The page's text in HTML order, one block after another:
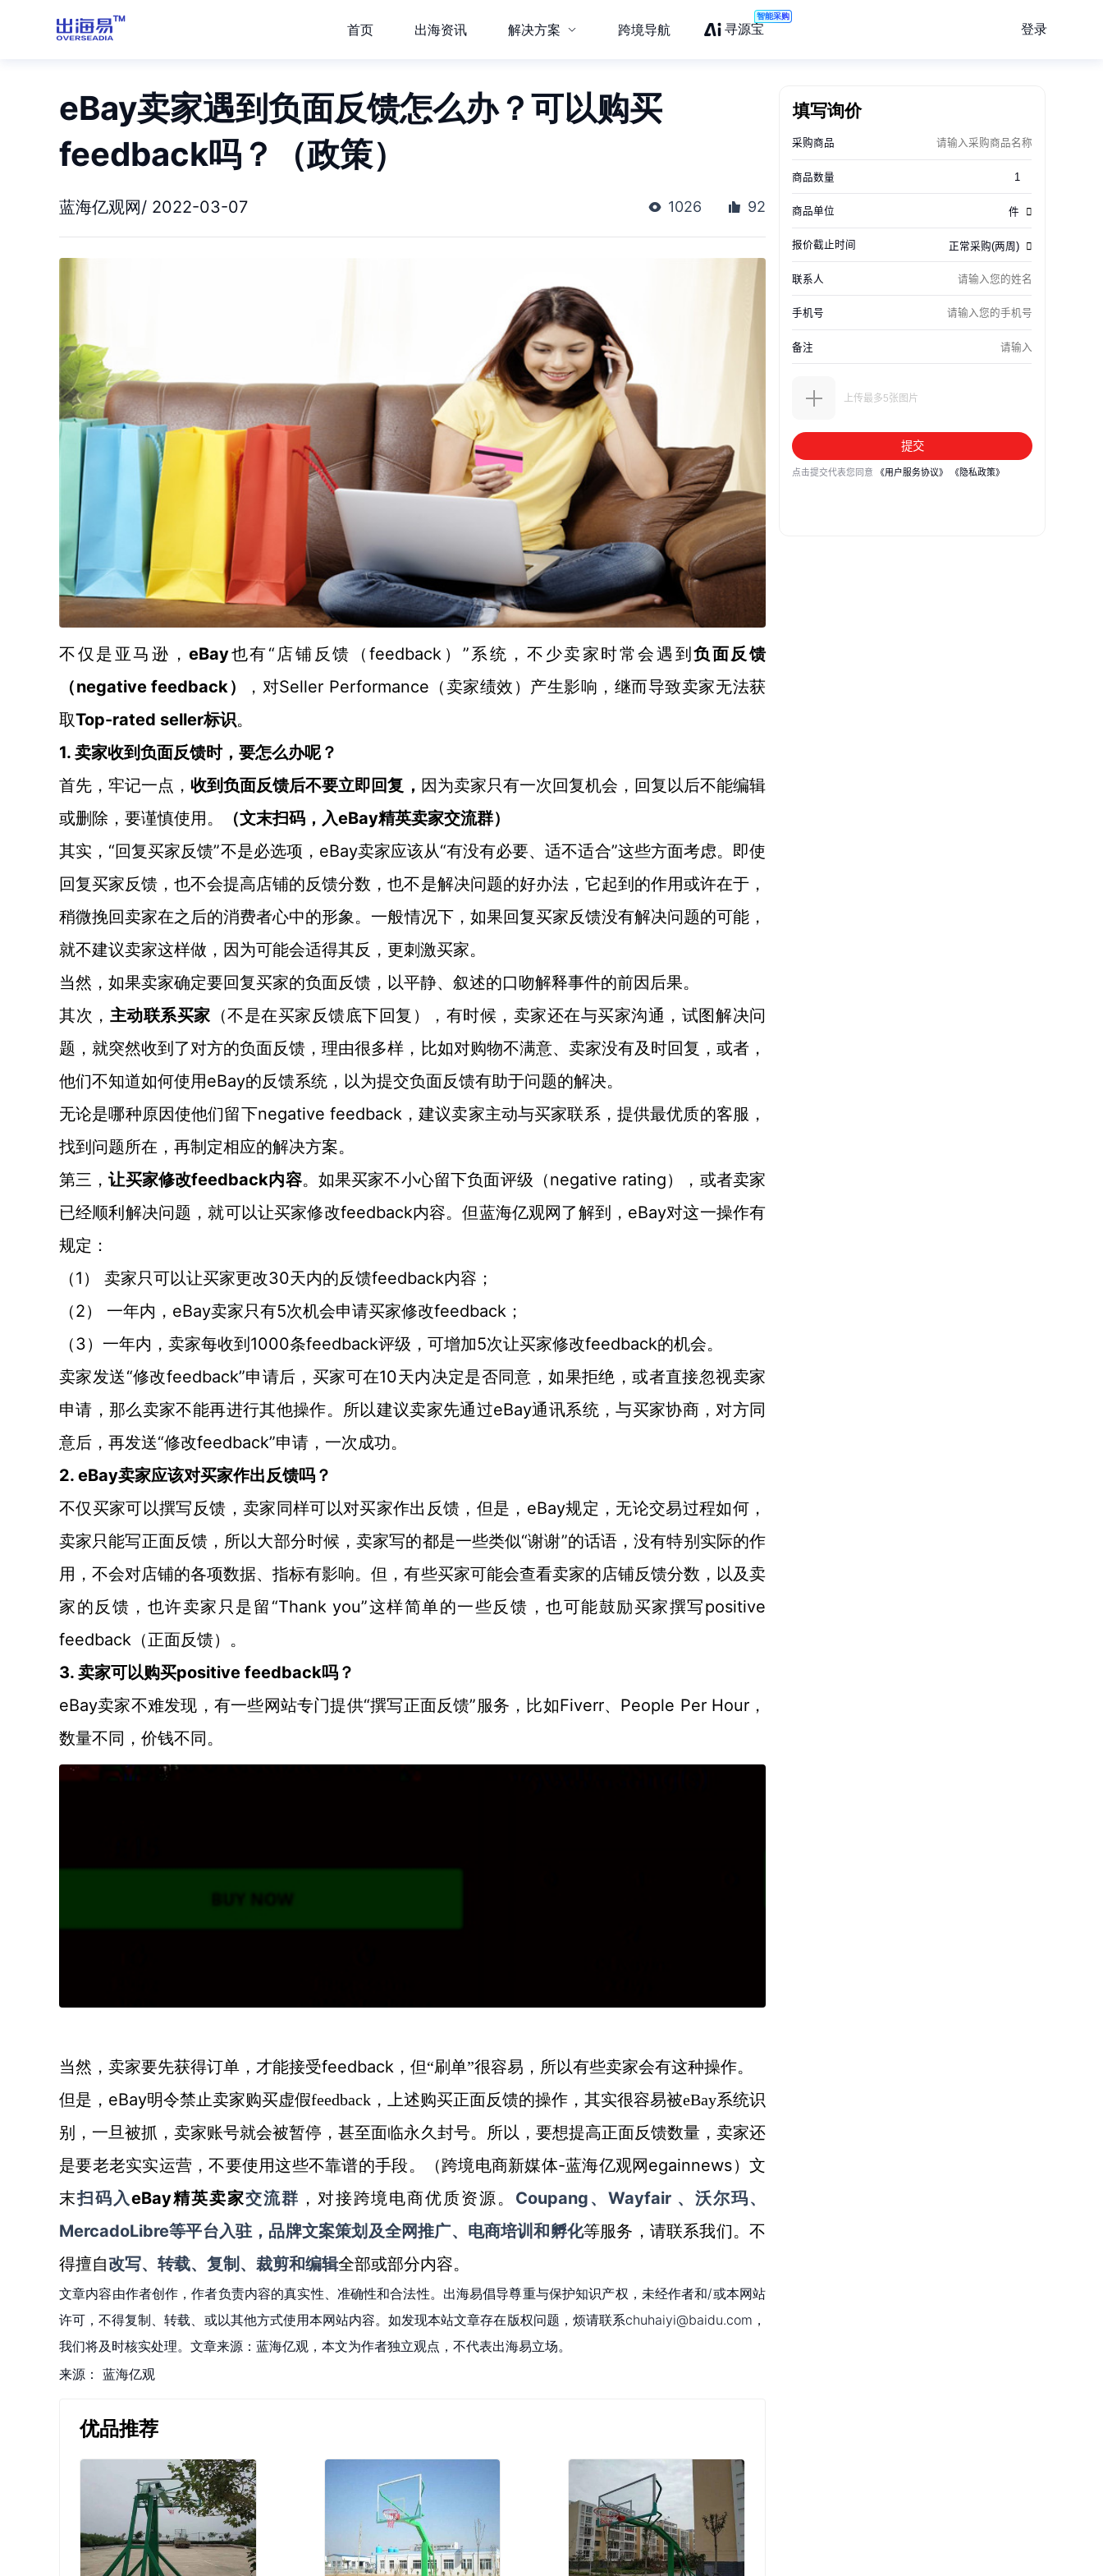
首页 出海资讯 解决方案 跨境导航 寻源宝
智能采购
登录
eBay卖家遇到负面反馈怎么办？可以购买
feedback吗？（政策）
蓝海亿观网/ 2022-03-07 1026 92
不仅是亚马逊，eBay也有“店铺反馈（feedback）”系统，不少卖家时常会遇到负面反馈
（negative feedback） ，对Seller Performance（卖家绩效）产生影响，继而导致卖家无法获
取Top-rated seller标识。
1. 卖家收到负面反馈时，要怎么办呢？
首先，牢记一点，收到负面反馈后不要立即回复， 因为卖家只有一次回复机会，回复以后不能编辑
或删除，要谨慎使用。
（文末扫码，入eBay精英卖家交流群）
其实， “回复买家反馈”不是必选项，eBay卖家应该从“有没有必要、适不适合”这些方面考虑。即使
回复买家反馈，也不会提高店铺的反馈分数，也不是解决问题的好办法，它起到的作用或许在于，
稍微挽回卖家在之后的消费者心中的形象。 一般情况下，如果回复买家反馈没有解决问题的可能，
就不建议卖家这样做，因为可能会适得其反，更刺激买家。
当然，如果卖家确定要回复买家的负面反馈，以平静、叙述的口吻解释事件的前因后果。
其次， 主动联系买家 （不是在买家反馈底下回复）， 有时候，卖家还在与买家沟通，试图解决问
题，就突然收到了对方的负面反馈，理由很多样，比如对购物不满意、卖家没有及时回复，或者，
他们不知道如何使用eBay的反馈系统，以为提交负面反馈有助于问题的解决。
无论是哪种原因使他们留下negative feedback，建议卖家主动与买家联系，提供最优质的客服，
找到问题所在，再制定相应的解决方案。
第三，让买家修改feedback内容。如果买家不小心留下负面评级（negative rating），或者卖家
已经顺利解决问题，就可以让买家修改feedback内容。但蓝海亿观网了解到，eBay对这一操作有
规定：
（1） 卖家只可以让买家更改30天内的反馈feedback内容；
（2） 一年内，eBay卖家只有5次机会申请买家修改feedback ；
（3）一年内，卖家每收到1000条feedback评级，可增加5次让买家修改feedback的机会。
卖家发送“修改feedback”申请后，买家可在10天内决定是否同意，如果拒绝，或者直接忽视卖家
申请，那么卖家不能再进行其他操作。所以建议卖家先通过eBay通讯系统，与买家协商，对方同
意后，再发送“修改feedback”申请，一次成功。
2. eBay卖家应该对买家作出反馈吗？
不仅买家可以撰写反馈，卖家同样可以对买家作出反馈，但是， eBay规定，无论交易过程如何，
卖家只能写正面反馈，所以大部分时候，卖家写的都是一些类似“谢谢”的话语，没有特别实际的作
用，不会对店铺的各项数据、指标有影响。但，有些买家可能会查看卖家的店铺反馈分数，以及卖
家的反馈，也许卖家只是留“Thank you”这样简单的一些反馈，也可能鼓励买家撰写positive
feedback（正面反馈）。
3. 卖家可以购买positive feedback吗？
eBay卖家不难发现，有一些网站专门提供“撰写正面反馈”服务，比如Fiverr、People Per Hour，
数量不同，价钱不同。
当然，卖家要先获得订单，才能接受feedback ，但“刷单”很容易，所以有些卖家会有这种操作。
但是， eBay明令禁止卖家购买虚假feedback ，上述购买正面反馈的操作，其实很容易被eBay系统识
别，一旦被抓，卖家账号就会被暂停，甚至面临永久封号。所以，要想提高正面反馈数量，卖家还
是要老老实实运营，不要使用这些不靠谱的手段。
（跨境电商新媒体-蓝海亿观网egainnews）文
末扫码入 eBay精英卖家交流群 ，对接跨境电商优质资源。 Coupang、Wayfair 、沃尔玛、
MercadoLibre等平台入驻，品牌文案策划及全网推广、电商培训和孵化等服务， 请联系我们。不
得擅自改写、转载、复制、裁剪和编辑全部或部分内容。
文章内容由作者创作，作者负责内容的真实性、准确性和合法性。出海易倡导尊重与保护知识产权，未经作者和/或本网站
许可，不得复制、转载、或以其他方式使用本网站内容。如发现本站文章存在版权问题，烦请联系chuhaiyi@baidu.com，
我们将及时核实处理。文章来源：蓝海亿观，本文为作者独立观点，不代表出海易立场。
来源： 蓝海亿观
优品推荐
填写询价